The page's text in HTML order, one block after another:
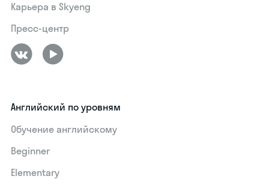
Карьера в Skyeng
Пресс-центр
Английский по уровням
Обучение английскому
Beginner
Elementary